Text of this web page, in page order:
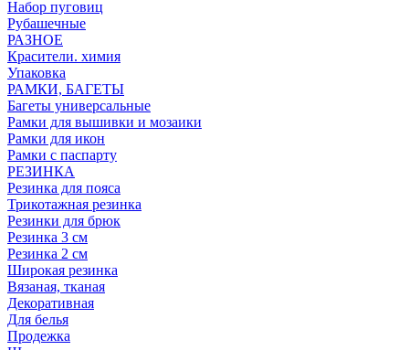
Набор пуговиц
Рубашечные
РАЗНОЕ
Красители. химия
Упаковка
РАМКИ, БАГЕТЫ
Багеты универсальные
Рамки для вышивки и мозаики
Рамки для икон
Рамки с паспарту
РЕЗИНКА
Резинка для пояса
Трикотажная резинка
Резинки для брюк
Резинка 3 см
Резинка 2 см
Широкая резинка
Вязаная, тканая
Декоративная
Для белья
Продежка